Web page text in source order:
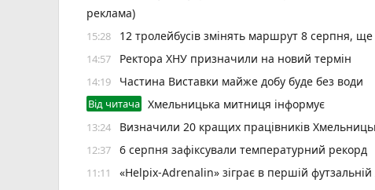
реклама)
15:28 12 тролейбусів змінять маршрут 8 серпня,
14:57 Ректора ХНУ призначили на новий термін
14:19 Частина Виставки майже добу буде без води
Від читача Хмельницька митниця інформує
13:24 Визначили 20 кращих працівників
12:37 6 серпня зафіксували температурний рекорд
11:11 «Helpix-Adrenalin» зіграє в першій футзальній